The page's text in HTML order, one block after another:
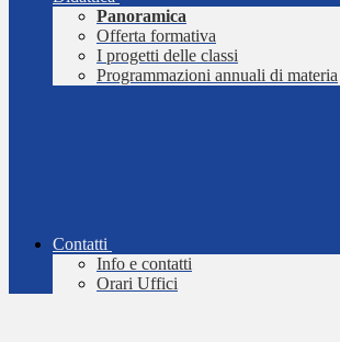
Panoramica
Offerta formativa
I progetti delle classi
Programmazioni annuali di materia
Contatti
Info e contatti
Orari Uffici